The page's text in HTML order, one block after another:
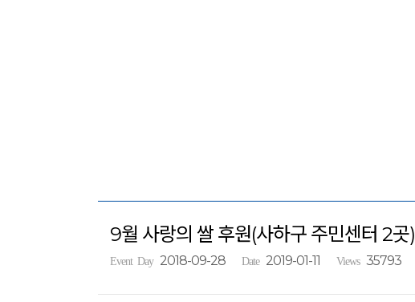
9월 사랑의 쌀 후원(사하구 주민센터 2곳)
Event Day 2018-09-28 Date 2019-01-11 Views 35793